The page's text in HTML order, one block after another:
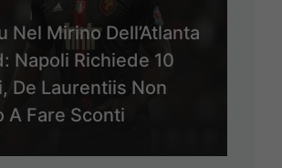
Nel Mirino Dell’Atlanta
Napoli Richiede 10
De Laurentiis Non
A Fare Sconti